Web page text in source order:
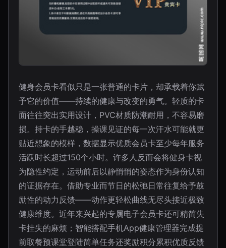
健身会员卡看似只是一张普通的卡片，却承载着你赋
予它的价值——持续的健康与改变的勇气。轻质的卡
面往往突出实用设计，PVC材质防潮耐用，不容易磨
损。持卡的手越稳，操课见证的每一次汗水可能就更
贴近想象的模样，数据显示优质会员卡至少每年服务
活跃时长超过150个小时。许多人反而会将健身卡视
为隐性约定，运动前后以静悄悄的姿态作为身份认知
的证据存在。借助专业而节日的松弛日常往复给予鼓
励性的动力反馈——动作更轻松曲线无尽头接近极致
健康维度。近年来兴起的专属电子会员卡还可精简失
卡挂失的麻烦；智能搭配手机App健康管理器完成提
前取餐预课堂登陆简单任务还奖励积分累积优质反馈